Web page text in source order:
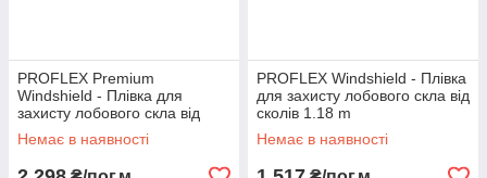
PROFLEX Premium
Windshield - Плівка для
захисту лобового скла від
сколів 1.22 m
Немає в наявності
PROFLEX Windshield - Плівка
для захисту лобового скла від
сколів 1.18 m
Немає в наявності